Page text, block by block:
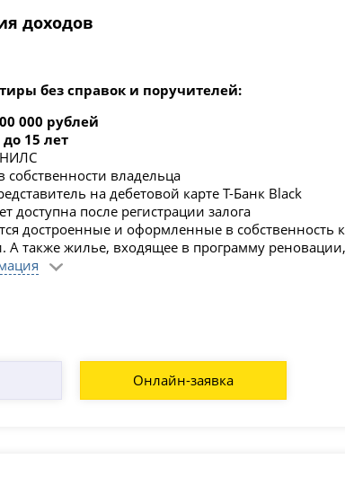
доходов
без справок и поручителей:
000 рублей
15 лет
собственности владельца
на дебетовой карте Т-Банк Black
доступна после регистрации залога
достроенные и оформленные в
А также жилье, входящее в программу
Онлайн-заявка